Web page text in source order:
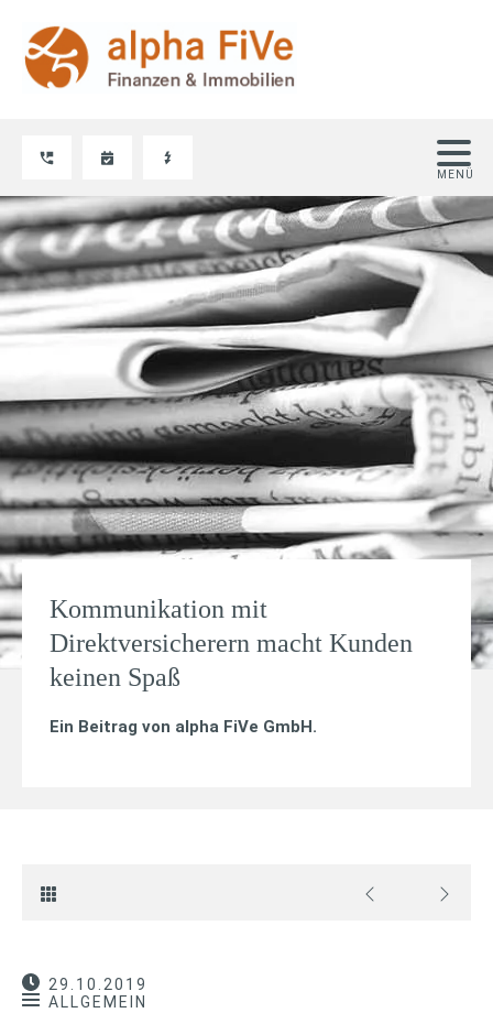
Kommunikation mit
Direktversicherern macht Kunden
keinen Spaß
Ein Beitrag von alpha FiVe GmbH.
29.10.2019
ALLGEMEIN